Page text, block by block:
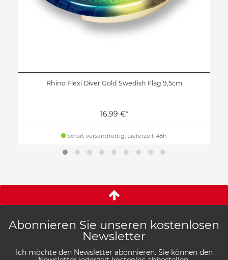
Rhino Flexi Diver Gold Swedish Flag 9,5cm
16,99 €*
Sofort versandfertig, Lieferzeit 48h
Abonnieren Sie unseren kostenlosen
Newsletter
Ich möchte den Newsletter abonnieren. Sie können den